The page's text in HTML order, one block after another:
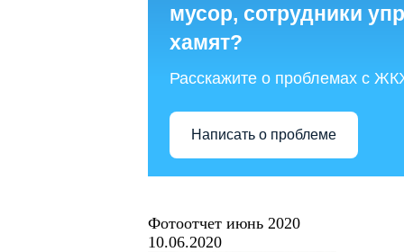
мусор, сотрудники
хамят?
Расскажите о проблемах с
Написать о проблеме
Фотоотчет июнь 2020
10.06.2020